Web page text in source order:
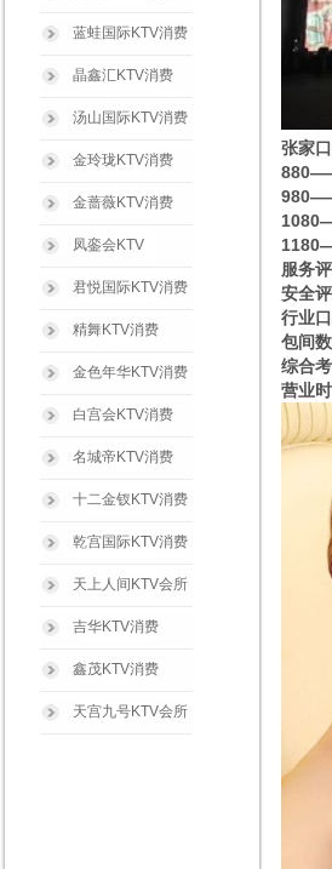
蓝蛙国际KTV消费
晶鑫汇KTV消费
汤山国际KTV消费
金玲珑KTV消费
金蔷薇KTV消费
凤銮会KTV
君悦国际KTV消费
精舞KTV消费
金色年华KTV消费
白宫会KTV消费
名城帝KTV消费
十二金钗KTV消费
乾宫国际KTV消费
天上人间KTV会所
吉华KTV消费
鑫茂KTV消费
天宫九号KTV会所
张家
服务
安全
行业
包间
综合
营业